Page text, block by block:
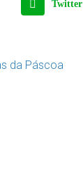
Twitter
da Páscoa